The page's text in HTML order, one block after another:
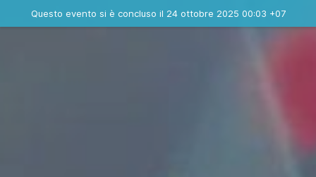
Questo evento si è concluso il 24 ottobre 2025 00:03 +07